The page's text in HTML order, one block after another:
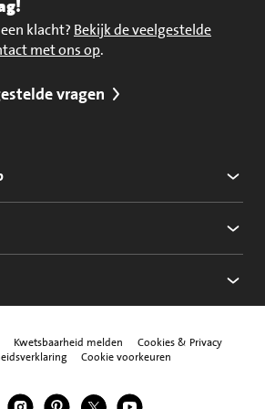
klacht? Bekijk de veelgestelde
met ons op.
vragen
Kwetsbaarheid melden
Cookies & Privacy
Cookie voorkeuren
Facebook
Jumbo Instagram
Jumbo Pinterest
Jumbo Twitter
Jumbo YouTube